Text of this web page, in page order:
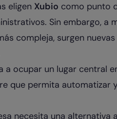
eligen Xubio como punto
Sin embargo, a
compleja, surgen
a ocupar un lugar central
que permita automatizar
necesita una alternativa